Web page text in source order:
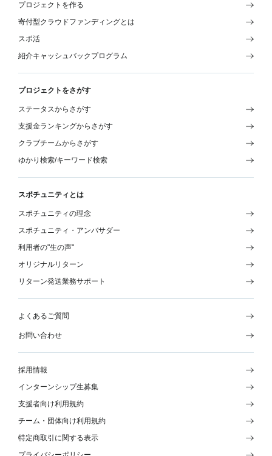
プロジェクトを作る
寄付型クラウドファンディングとは
スポ活
紹介キャッシュバックプログラム
プロジェクトをさがす
ステータスからさがす
支援金ランキングからさがす
クラブチームからさがす
ゆかり検索/キーワード検索
スポチュニティとは
スポチュニティの理念
スポチュニティ・アンバサダー
利用者の"生の声"
オリジナルリターン
リターン発送業務サポート
よくあるご質問
お問い合わせ
採用情報
インターンシップ生募集
支援者向け利用規約
チーム・団体向け利用規約
特定商取引に関する表示